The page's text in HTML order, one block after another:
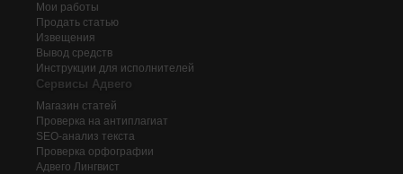
Мои работы
Продать статью
Извещения
Вывод средств
Инструкции для исполнителей
Сервисы Адвего
Магазин статей
Проверка на антиплагиат
SEO-анализ текста
Проверка орфографии
Адвего Лингвист